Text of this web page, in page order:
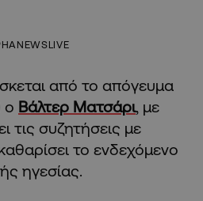
από το απόγευμα
ο Βάλτερ Ματσάρι, με
τις συζητήσεις με
το ενδεχόμενο
ηγεσίας.